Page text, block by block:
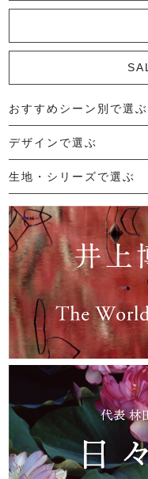
リ
か
か
おすすめシーン別で選ぶ
└ 新生活
└ 和装
└ 旅行
└ 快眠
└ お祝い
デザインで選ぶ
└ ゆったりデザイン
└ 小柄さんにおすすめ
└ 袖付きデザイン
└ メンズ・ユニセック
└ 暮らしの黒色特集
生地・シリーズで選ぶ
└ 手紬手織り麻
└ 先染め麻
└ からみ織
└ グレーズリネン
└ 綿麻帆布
└ リネンツイード
└ リネンハンプ
└ ざっくり麻
└ オーガニックの蚊帳
└ かやキノミシリーズ
└ ふちどりシリーズ
└ 花紋シリーズ
└ 小紋シリーズ
└ 華わびシリーズ
└ 波ステッチシリーズ
└ あゆみ鹿シリーズ
└ 森の鹿シリーズ
└ まほろばシリーズ
└ 刺し子渦シリーズ
└ 革の水玉シリーズ
└ 新ビオシリーズ